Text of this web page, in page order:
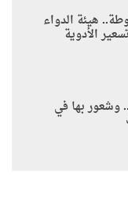
هيئة الدواء
الأدوية
بها في